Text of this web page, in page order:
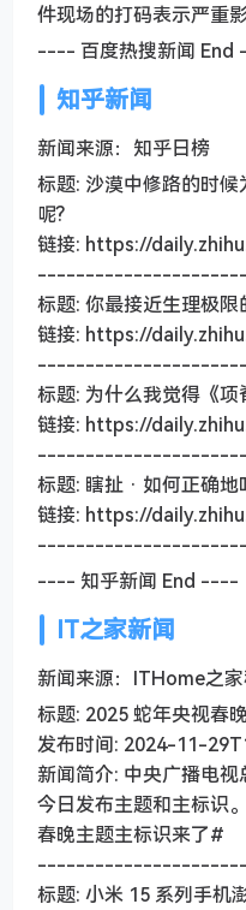
件现场的打码表示严重
---- 百度热搜新闻
知乎新闻
新闻来源：知乎日榜
标题: 沙漠中修路的时
呢?
链接: https://
----------------------
标题: 你最接近生理极限
链接: https://
----------------------
标题: 为什么我觉得《项
链接: https://
----------------------
标题: 瞎扯 · 如何正确地
链接: https://
----------------------
---- 知乎新闻 End ----
IT之家新闻
新闻来源：ITHome之
标题: 2025 蛇年央视春
发布时间: 2024-11-
新闻简介: 中央广播电视
今日发布主题和主标识
春晚主题主标识来了#
----------------------
标题: 小米 15 系列手机